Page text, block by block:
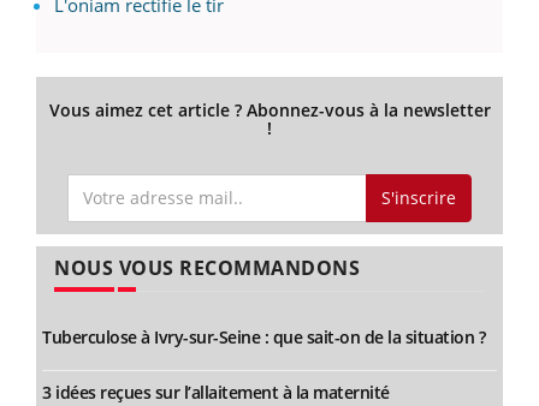
Vous aimez cet article ? Abonnez-vous à la newsletter
!
S'inscrire
NOUS VOUS RECOMMANDONS
Tuberculose à Ivry-sur-Seine : que sait-on de la situation ?
3 idées reçues sur l’allaitement à la maternité